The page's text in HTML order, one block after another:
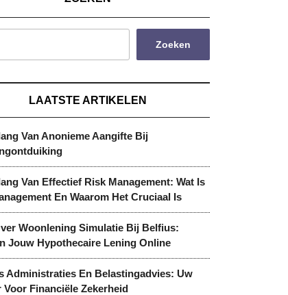
Zoeken
LAATSTE ARTIKELEN
Van Anonieme Aangifte Bij
Van Effectief Risk Management: Wat Is
En Waarom Het Cruciaal Is
Woonlening Simulatie Bij Belfius:
Jouw Hypothecaire Lening Online
Administraties En Belastingadvies: Uw
Voor Financiële Zekerheid